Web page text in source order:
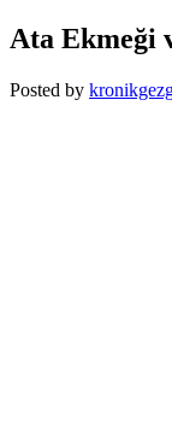
Ata Ekmeği
Posted by